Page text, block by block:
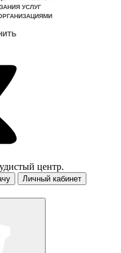
центр.
Личный кабинет